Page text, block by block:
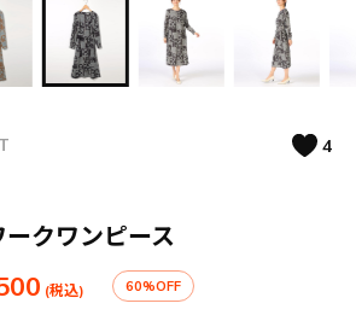
4
クワンピース
(税込) 60%OFF